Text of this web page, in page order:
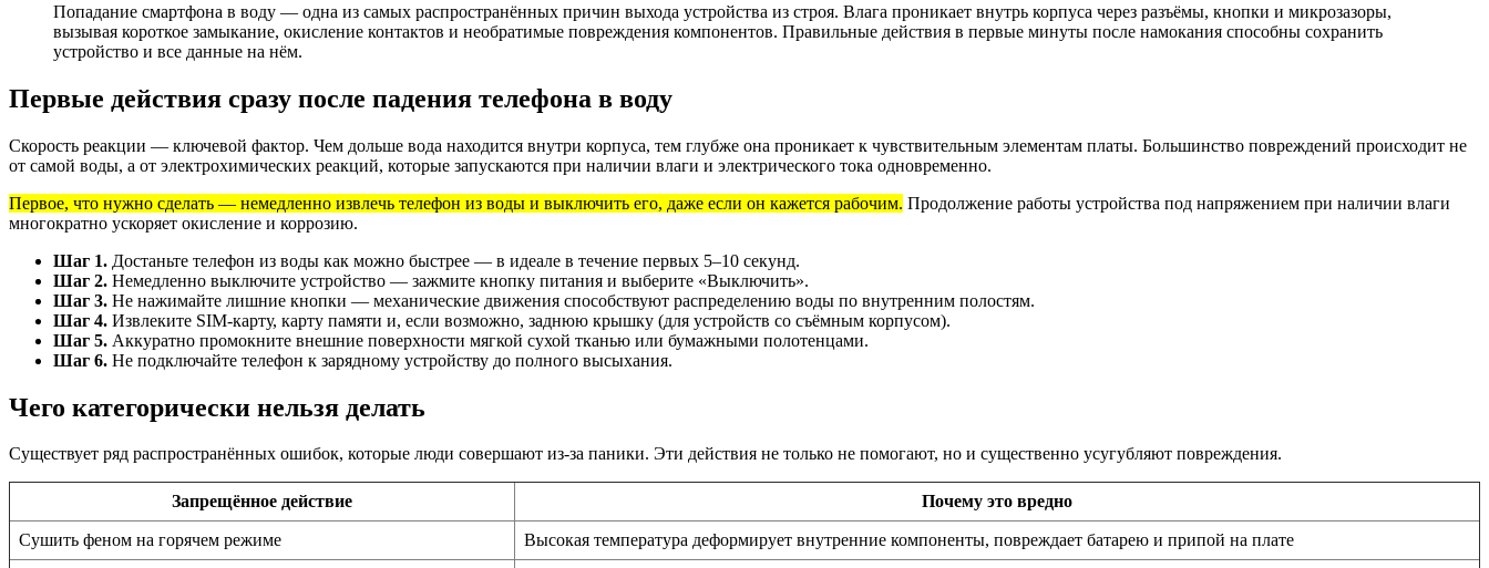
Попадание смартфона в воду — одна из самых распространённых причин выхода устройства из строя. Влага проникает внутрь корпуса через разъёмы, кнопки и микрозазоры,
вызывая короткое замыкание, окисление контактов и необратимые повреждения компонентов. Правильные действия в первые минуты после намокания способны сохранить
устройство и все данные на нём.
Первые действия сразу после падения телефона в воду
Скорость реакции — ключевой фактор. Чем дольше вода находится внутри корпуса, тем глубже она проникает к чувствительным элементам платы. Большинство повреждений происходит не
от самой воды, а от электрохимических реакций, которые запускаются при наличии влаги и электрического тока одновременно.
Первое, что нужно сделать — немедленно извлечь телефон из воды и выключить его, даже если он кажется рабочим. Продолжение работы устройства под напряжением при наличии влаги
многократно ускоряет окисление и коррозию.
Шаг 1. Достаньте телефон из воды как можно быстрее — в идеале в течение первых 5–10 секунд.
Шаг 2. Немедленно выключите устройство — зажмите кнопку питания и выберите «Выключить».
Шаг 3. Не нажимайте лишние кнопки — механические движения способствуют распределению воды по внутренним полостям.
Шаг 4. Извлеките SIM-карту, карту памяти и, если возможно, заднюю крышку (для устройств со съёмным корпусом).
Шаг 5. Аккуратно промокните внешние поверхности мягкой сухой тканью или бумажными полотенцами.
Шаг 6. Не подключайте телефон к зарядному устройству до полного высыхания.
Чего категорически нельзя делать
Существует ряд распространённых ошибок, которые люди совершают из-за паники. Эти действия не только не помогают, но и существенно усугубляют повреждения.
Запрещённое действие Почему это вредно
Сушить феном на горячем режиме Высокая температура деформирует внутренние компоненты, повреждает батарею и припой на плате